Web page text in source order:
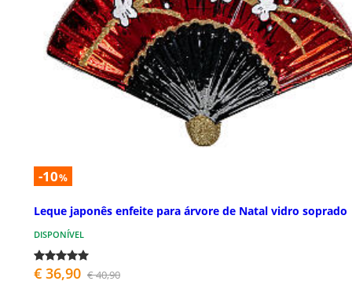
-10%
Leque japonês enfeite para árvore de Natal vidro soprado
DISPONÍVEL
€ 36,90 € 40,90